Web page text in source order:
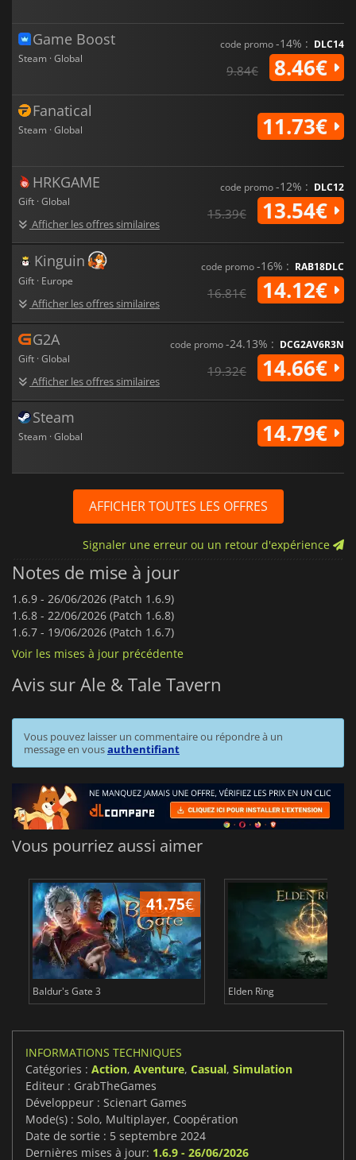
Game Boost
Steam · Global
code promo-14% : DLC14
9.84€ 8.46€
Fanatical
Steam · Global 11.73€
HRKGAME
Gift · Global
Afficher les offres similaires
code promo-12% : DLC12
15.39€ 13.54€
Kinguin
Gift · Europe
Afficher les offres similaires
code promo-16% : RAB18DLC
16.81€ 14.12€
G2A
Gift · Global
Afficher les offres similaires
code promo-24.13% : DCG2AV6R3N
19.32€ 14.66€
Steam
Steam · Global 14.79€
AFFICHER TOUTES LES OFFRES
Signaler une erreur ou un retour d'expérience
Notes de mise à jour
1.6.9 - 26/06/2026 (Patch 1.6.9)
1.6.8 - 22/06/2026 (Patch 1.6.8)
1.6.7 - 19/06/2026 (Patch 1.6.7)
Voir les mises à jour précédente
Avis sur Ale & Tale Tavern
Vous pouvez laisser un commentaire ou répondre à un
message en vousauthentifiant
Vous pourriez aussi aimer
41.75€
Baldur's Gate 3 Elden Ring
INFORMATIONS TECHNIQUES
Catégories : Action, Aventure, Casual, Simulation
Editeur : GrabTheGames
Développeur : Scienart Games
Mode(s) : Solo, Multiplayer, Coopération
Date de sortie : 5 septembre 2024
Dernières mises à jour: 1.6.9 - 26/06/2026